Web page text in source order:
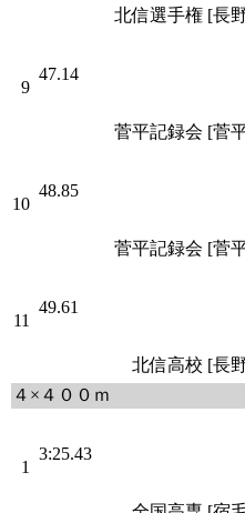
北信選手権 [長
9
47.14
菅平記録会 [菅
10
48.85
菅平記録会 [菅
11
49.61
北信高校 [長
４×４００ｍ
1
3:25.43